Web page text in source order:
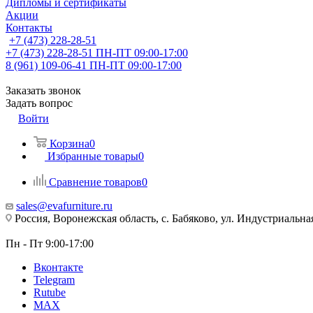
Дипломы и сертификаты
Акции
Контакты
+7 (473) 228-28-51
+7 (473) 228-28-51 ПН-ПТ 09:00-17:00
8 (961) 109-06-41 ПН-ПТ 09:00-17:00
Заказать звонок
Задать вопрос
Войти
Корзина0
Избранные товары0
Сравнение товаров0
sales@evafurniture.ru
Россия, Воронежская область, с. Бабяково, ул.
Пн - Пт 9:00-17:00
Вконтакте
Telegram
Rutube
MAX